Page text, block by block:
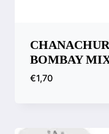
BOMBAY
€1,70